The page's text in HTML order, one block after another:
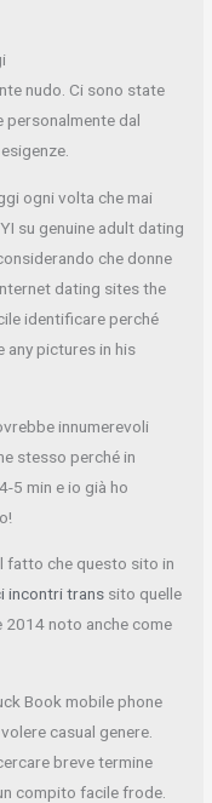
nudo. Ci sono state
dal
ogni volta che mai
su genuine adult dating
che donne
dating sites the
identificare perché
any pictures in his
innumerevoli
stesso perché in
5 min e io già ho
fatto che questo sito in
incontri trans sito quelle
noto anche come
Book mobile phone
casual genere.
breve termine
compito facile frode.